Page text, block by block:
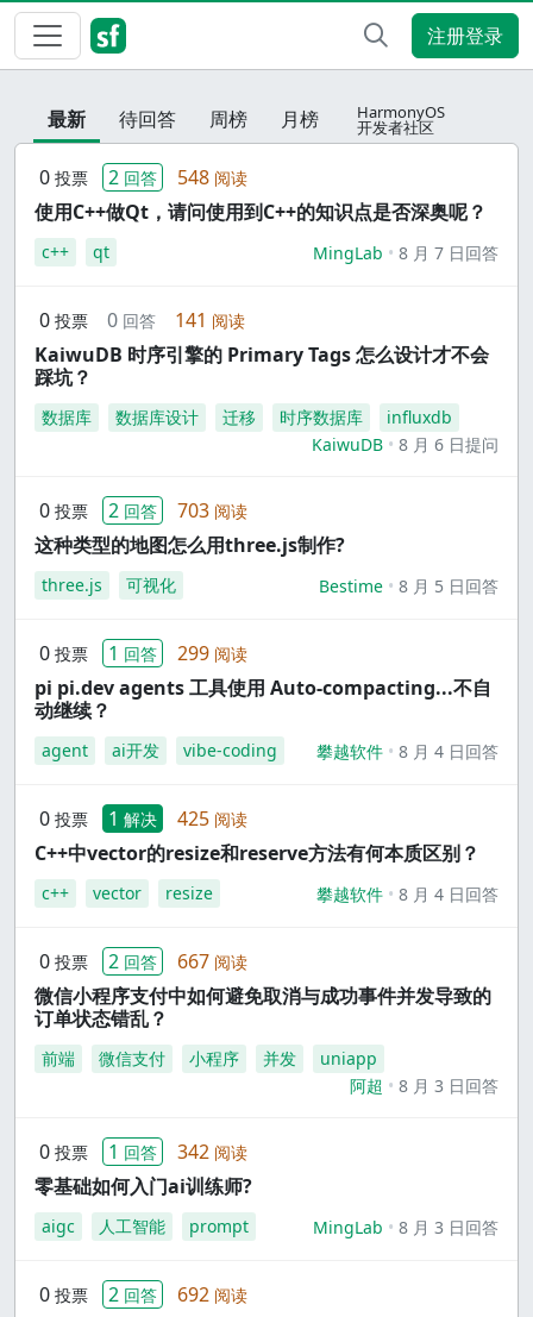
注册登录
最新 待回答 周榜 月榜 HarmonyOS
开发者社区
0 投票 2 回答 548 阅读
使用C++做Qt，请问使用到C++的知识点是否深奥呢？
c++ qt MingLab 8 月 7 日回答
0 投票 0 回答 141 阅读
KaiwuDB 时序引擎的 Primary Tags 怎么设计才不会
踩坑？
数据库 数据库设计 迁移 时序数据库
influxdb
KaiwuDB
8 月 6 日提问
0 投票 2 回答 703 阅读
这种类型的地图怎么用three.js制作?
three.js 可视化 Bestime 8 月 5 日回答
0 投票 1 回答 299 阅读
pi pi.dev agents 工具使用 Auto-compacting...不自
动继续？
agent ai开发 vibe-coding 攀越软件 8 月 4 日回答
0 投票 1 解决 425 阅读
C++中vector的resize和reserve方法有何本质区别？
c++ vector resize 攀越软件 8 月 4 日回答
0 投票 2 回答 667 阅读
微信小程序支付中如何避免取消与成功事件并发导致的
订单状态错乱？
前端 微信支付 小程序 并发
uniapp
阿超
8 月 3 日回答
0 投票 1 回答 342 阅读
零基础如何入门ai训练师?
aigc 人工智能 prompt MingLab 8 月 3 日回答
0 投票 2 回答 692 阅读